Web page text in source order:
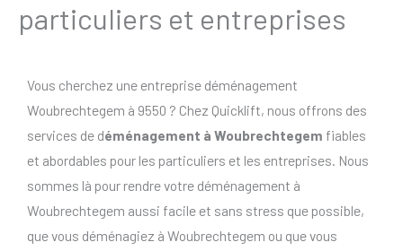
particuliers et entreprises
Vous cherchez une entreprise déménagement
Woubrechtegem à 9550 ? Chez Quicklift, nous offrons des
services de déménagement à Woubrechtegem fiables
et abordables pour les particuliers et les entreprises. Nous
sommes là pour rendre votre déménagement à
Woubrechtegem aussi facile et sans stress que possible,
que vous déménagiez à Woubrechtegem ou que vous